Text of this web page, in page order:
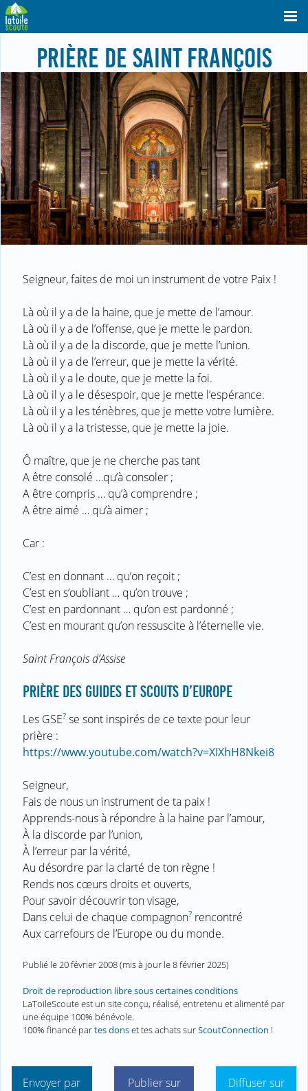
PRIÈRE DE SAINT FRANÇOIS
Seigneur, faites de moi un instrument de votre Paix !
Là où il y a de la haine, que je mette de l’amour.
Là où il y a de l’offense, que je mette le pardon.
Là où il y a de la discorde, que je mette l’union.
Là où il y a de l’erreur, que je mette la vérité.
Là où il y a le doute, que je mette la foi.
Là où il y a le désespoir, que je mette l’espérance.
Là où il y a les ténèbres, que je mette votre lumière.
Là où il y a la tristesse, que je mette la joie.
Ô maître, que je ne cherche pas tant
A être consolé …qu’à consoler ;
A être compris … qu’à comprendre ;
A être aimé … qu’à aimer ;
Car :
C’est en donnant … qu’on reçoit ;
C’est en s’oubliant … qu’on trouve ;
C’est en pardonnant … qu’on est pardonné ;
C’est en mourant qu’on ressuscite à l’éternelle vie.
Saint François d’Assise
PRIÈRE DES GUIDES ET SCOUTS D’EUROPE
Les GSE? se sont inspirés de ce texte pour leur
prière :
https://www.youtube.com/watch?v=XIXhH8Nkei8
Seigneur,
Fais de nous un instrument de ta paix !
Apprends-nous à répondre à la haine par l’amour,
À la discorde par l’union,
À l’erreur par la vérité,
Au désordre par la clarté de ton règne !
Rends nos cœurs droits et ouverts,
Pour savoir découvrir ton visage,
Dans celui de chaque compagnon? rencontré
Aux carrefours de l’Europe ou du monde.
Publié le20 février 2008(mis à jour le8 février 2025)
Droit de reproduction libre sous certaines conditions
LaToileScoute est un site conçu, réalisé, entretenu et alimenté par
une équipe 100% bénévole.
100% financé partes donset tes achats surScoutConnection !
Envoyer par
Publier sur
Diffuser sur